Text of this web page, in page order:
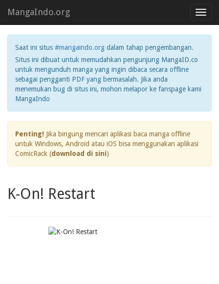
MangaIndo.org
Saat ini situs #mangaindo.org dalam tahap pengembangan.
Situs ini dibuat untuk memudahkan pengunjung MangaID.co
untuk mengunduh manga yang ingin dibaca secara offline
sebagai pengganti PDF yang bermasalah. Jika anda
menemukan bug di situs ini, mohon melapor ke fanspage kami
MangaIndo
Penting! Jika bingung mencari aplikasi baca manga offline
untuk Windows, Android atau iOS bisa menggunakan aplikasi
ComicRack (download di sini)
K-On! Restart